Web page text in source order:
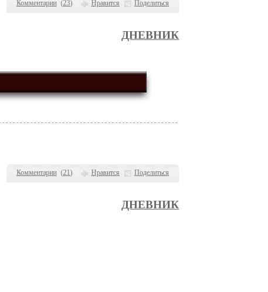
Комментарии (23) Нравится Поделиться
Комментарии (21) Нравится Поделиться
ДНЕВНИК
ДНЕВНИК